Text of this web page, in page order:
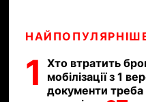
1
Хто втратить
мобілізації з 1
документи